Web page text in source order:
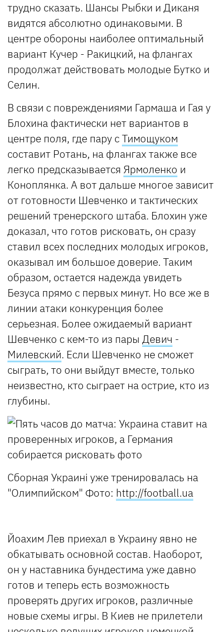
трудно сказать. Шансы Рыбки и Диканя
видятся абсолютно одинаковыми. В
центре обороны наиболее оптимальный
вариант Кучер - Ракицкий, на флангах
продолжат действовать молодые Бутко и
Селин.
В связи с повреждениями Гармаша и Гая у
Блохина фактически нет вариантов в
центре поля, где пару сТимощуком
составит Ротань, на флангах также все
легко предсказывается Ярмоленко и
Коноплянка. А вот дальше многое зависит
от готовности Шевченко и тактических
решений тренерского штаба. Блохин уже
доказал, что готов рисковать, он сразу
ставил всех последних молодых игроков,
оказывал им большое доверие. Таким
образом, остается надежда увидеть
Безуса прямо с первых минут. Но все же в
линии атаки конкуренция более
серьезная. Более ожидаемый вариант
Шевченко с кем-то из пары Девич -
Милевский. Если Шевченко не сможет
сыграть, то они выйдут вместе, только
неизвестно, кто сыграет на острие, кто из
глубины.
Сборная Украині уже тренировалась на
"Олимпийском" Фото: http://football.ua
Йоахим Лев приехал в Украину явно не
обкатывать основной состав. Наоборот,
он у наставника бундестима уже давно
готов и теперь есть возможность
проверять других игроков, различные
новые схемы игры. В Киев не прилетели